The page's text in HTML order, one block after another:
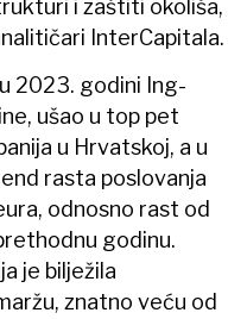
i zaštiti okoliša,
InterCapitala.
2023. godini Ing-
ušao u top pet
u Hrvatskoj, a u
rasta poslovanja
odnosno rast od
godinu.
je bilježila
znatno veću od